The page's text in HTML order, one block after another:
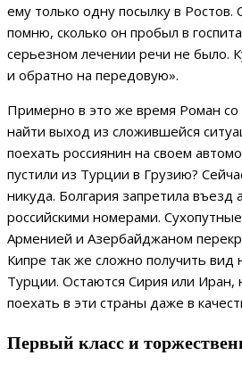
ему только одну посылку в Ростов.
помню, сколько он пробыл в
серьезном лечении речи не было.
и обратно на передовую».
Примерно в это же время Роман со
найти выход из сложившейся
поехать россиянин на своем
пустили из Турции в Грузию?
никуда. Болгария запретила въезд
российскими номерами.
Арменией и Азербайджаном
Кипре так же сложно получить вид
Турции. Остаются Сирия или Иран,
поехать в эти страны даже в
Первый класс и